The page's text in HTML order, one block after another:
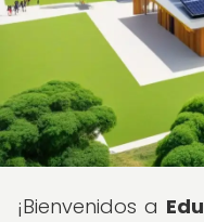
¡Bienvenidos a